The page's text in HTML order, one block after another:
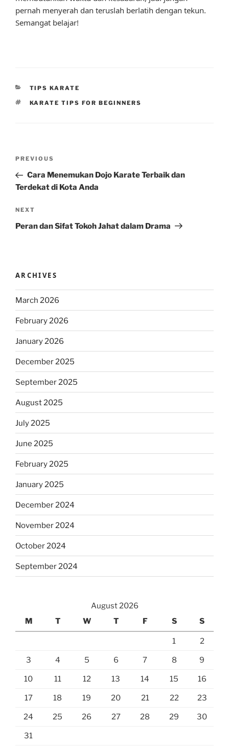
pernah menyerah dan teruslah berlatih dengan tekun.
Semangat belajar!
CATEGORIES
TIPS KARATE
TAGS
KARATE TIPS FOR BEGINNERS
Previous
Post
PREVIOUS
Cara Menemukan Dojo Karate Terbaik dan
Terdekat di Kota Anda
Next
Post
NEXT
Peran dan Sifat Tokoh Jahat dalam Drama
ARCHIVES
March 2026
February 2026
January 2026
December 2025
September 2025
August 2025
July 2025
June 2025
February 2025
January 2025
December 2024
November 2024
October 2024
September 2024
August 2026
M
T W T F S S
1 2
3 4 5 6 7 8 9
10 11 12 13 14 15 16
17 18 19 20 21 22 23
24 25 26 27 28 29 30
31